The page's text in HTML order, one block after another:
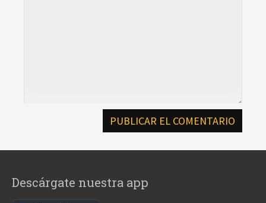
Descárgate nuestra app